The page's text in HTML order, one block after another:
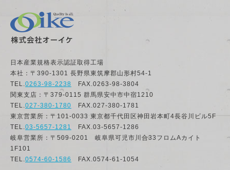
日本産業規格表示認証取得工場
本社：〒390-1301 長野県東筑摩郡山形村54-1
TEL. 0263-98-2238 FAX.0263-98-3804
関東支店：〒379-0115 群馬県安中市中宿1210
TEL. 027-380-1780 FAX.027-380-1781
東京営業所：〒101-0033 東京都千代田区神田岩本町4長谷川ビル5F
TEL. 03-5657-1281
FAX.03-5657-1286
岐阜営業所：〒509-0201 岐阜県可児市川合33フロムAカイト
1F101
TEL. 0574-60-1586 FAX.0574-61-1054